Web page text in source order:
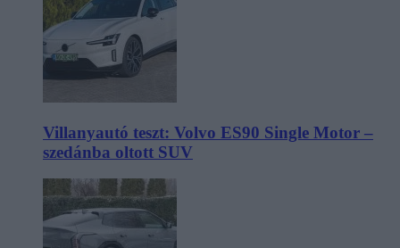
Villanyautó teszt: Volvo ES90 Single Motor –
szedánba oltott SUV